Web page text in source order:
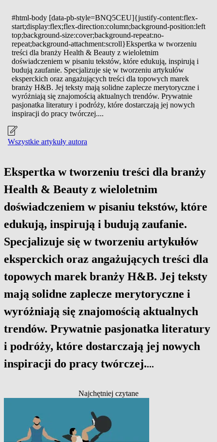
#html-body [data-pb-style=BNQ5CEU]{justify-content:flex-
start;display:flex;flex-direction:column;background-position:left
top;background-size:cover;background-repeat:no-
repeat;background-attachment:scroll}Ekspertka w tworzeniu
treści dla branży Health & Beauty z wieloletnim
doświadczeniem w pisaniu tekstów, które edukują, inspirują i
budują zaufanie. Specjalizuje się w tworzeniu artykułów
eksperckich oraz angażujących treści dla topowych marek
branży H&B. Jej teksty mają solidne zaplecze merytoryczne i
wyróżniają się znajomością aktualnych trendów. Prywatnie
pasjonatka literatury i podróży, które dostarczają jej nowych
inspiracji do pracy twórczej....
Wszystkie artykuły autora
Ekspertka w tworzeniu treści dla branży
Health & Beauty z wieloletnim
doświadczeniem w pisaniu tekstów, które
edukują, inspirują i budują zaufanie.
Specjalizuje się w tworzeniu artykułów
eksperckich oraz angażujących treści dla
topowych marek branży H&B. Jej teksty
mają solidne zaplecze merytoryczne i
wyróżniają się znajomością aktualnych
trendów. Prywatnie pasjonatka literatury
i podróży, które dostarczają jej nowych
inspiracji do pracy twórczej....
Najchętniej czytane